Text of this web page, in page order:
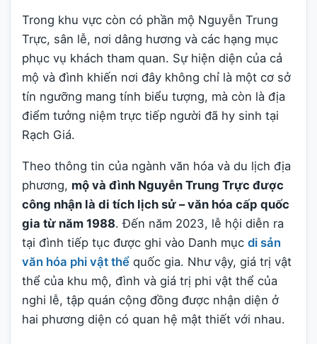
Trong khu vực còn có phần mộ Nguyễn Trung
Trực, sân lễ, nơi dâng hương và các hạng mục
phục vụ khách tham quan. Sự hiện diện của cả
mộ và đình khiến nơi đây không chỉ là một cơ sở
tín ngưỡng mang tính biểu tượng, mà còn là địa
điểm tưởng niệm trực tiếp người đã hy sinh tại
Rạch Giá.
Theo thông tin của ngành văn hóa và du lịch địa
phương, mộ và đình Nguyễn Trung Trực được
công nhận là di tích lịch sử – văn hóa cấp quốc
gia từ năm 1988. Đến năm 2023, lễ hội diễn ra
tại đình tiếp tục được ghi vào Danh mục di sản
văn hóa phi vật thể quốc gia. Như vậy, giá trị vật
thể của khu mộ, đình và giá trị phi vật thể của
nghi lễ, tập quán cộng đồng được nhận diện ở
hai phương diện có quan hệ mật thiết với nhau.